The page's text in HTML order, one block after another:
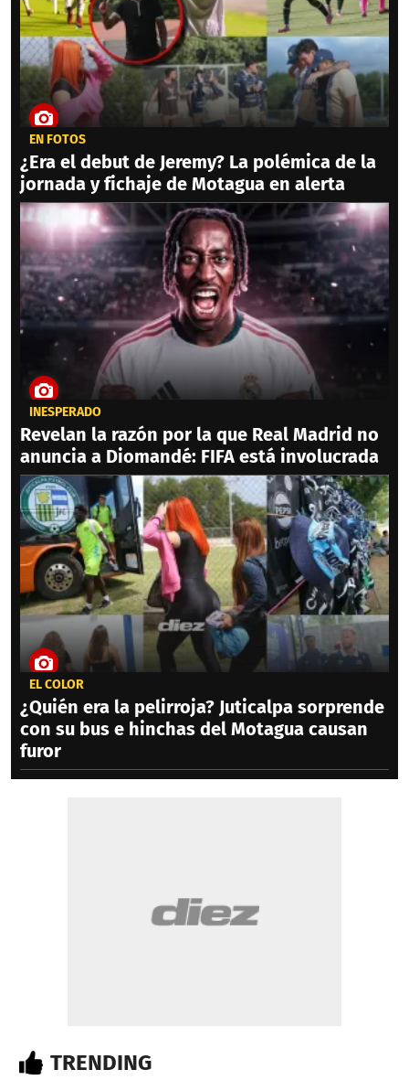
EN FOTOS
¿Era el debut de Jeremy? La polémica de la
jornada y fichaje de Motagua en alerta
INESPERADO
Revelan la razón por la que Real Madrid no
anuncia a Diomandé: FIFA está involucrada
EL COLOR
¿Quién era la pelirroja? Juticalpa sorprende
con su bus e hinchas del Motagua causan
furor
TRENDING